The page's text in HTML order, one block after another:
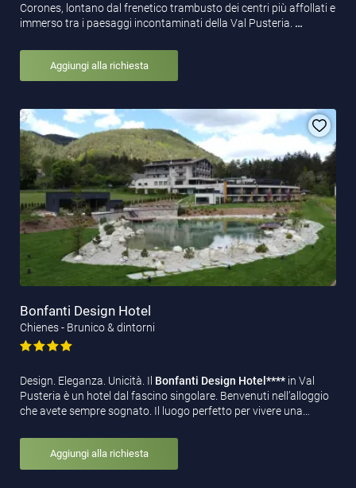
Corones, lontano dal frenetico trambusto dei centri più affollati e
immerso tra i paesaggi incontaminati della Val Pusteria. …
Aggiungi alla richiesta
Bonfanti Design Hotel
Chienes - Brunico & dintorni
Design. Eleganza. Unicità. Il Bonfanti Design Hotel**** in Val
Pusteria è un hotel dal fascino singolare. Benvenuti nell’alloggio
che avete sempre sognato. Il luogo perfetto per vivere una…
Aggiungi alla richiesta